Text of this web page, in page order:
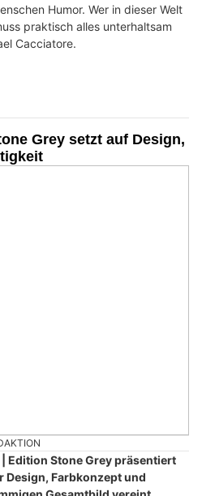
Humor. Wer in dieser Welt
praktisch alles unterhaltsam
Cacciatore.
Grey setzt auf Design,
Edition Stone Grey präsentiert
Design, Farbkonzept und